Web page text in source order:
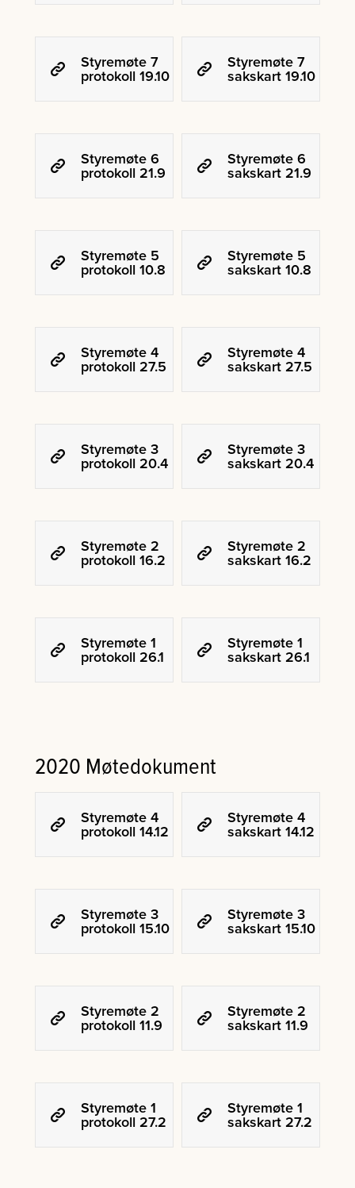
Styremøte 7
protokoll 19.10
Styremøte 7
sakskart 19.10
Styremøte 6
protokoll 21.9
Styremøte 6
sakskart 21.9
Styremøte 5
protokoll 10.8
Styremøte 5
sakskart 10.8
Styremøte 4
protokoll 27.5
Styremøte 4
sakskart 27.5
Styremøte 3
protokoll 20.4
Styremøte 3
sakskart 20.4
Styremøte 2
protokoll 16.2
Styremøte 2
sakskart 16.2
Styremøte 1
protokoll 26.1
Styremøte 1
sakskart 26.1
2020 Møtedokument
Styremøte 4
protokoll 14.12
Styremøte 4
sakskart 14.12
Styremøte 3
protokoll 15.10
Styremøte 3
sakskart 15.10
Styremøte 2
protokoll 11.9
Styremøte 2
sakskart 11.9
Styremøte 1
protokoll 27.2
Styremøte 1
sakskart 27.2